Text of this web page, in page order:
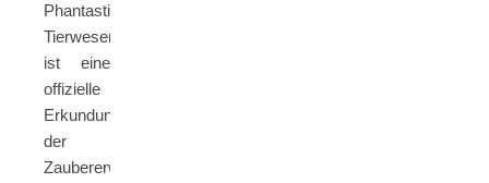
Phantastische
Tierwesen“
ist eine
offizielle
Erkundung
der
Zaubererwelt